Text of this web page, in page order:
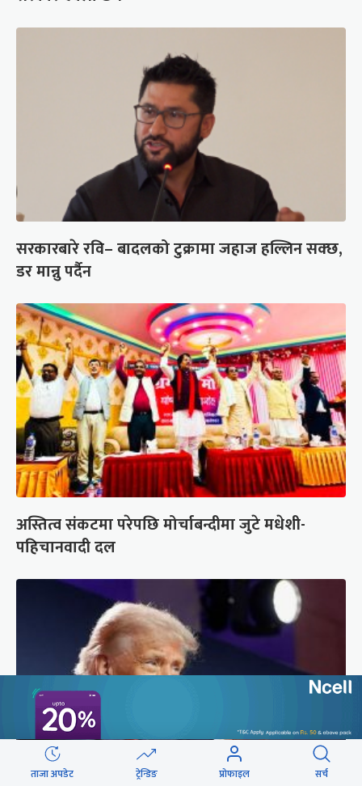
सरकारबारे रवि– बादलको टुक्रामा जहाज हल्लिन सक्छ,
डर मान्नु पर्दैन
अस्तित्व संकटमा परेपछि मोर्चाबन्दीमा जुटे मधेशी-
पहिचानवादी दल
ताजा अपडेट ट्रेन्डिङ प्रोफाइल सर्च